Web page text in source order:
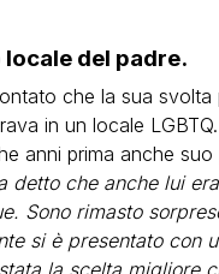
del padre.
che la sua
in un locale
anni prima anche
detto che anche lui
Sono rimasto
si è presentato con